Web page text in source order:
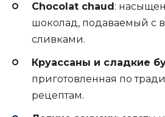
Chocolat chaud:
шоколад, подаваемый с
сливками.
Круассаны и сладкие
приготовленная по
рецептам.